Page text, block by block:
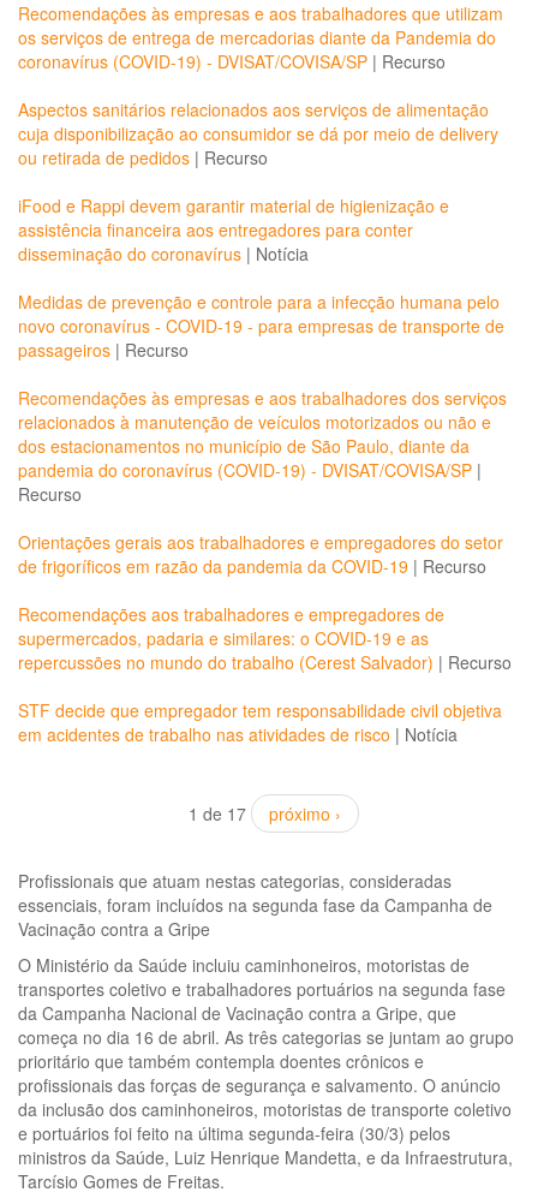
Recomendações às empresas e aos trabalhadores que utilizam
os serviços de entrega de mercadorias diante da Pandemia do
coronavírus (COVID-19) - DVISAT/COVISA/SP | Recurso
Aspectos sanitários relacionados aos serviços de alimentação
cuja disponibilização ao consumidor se dá por meio de delivery
ou retirada de pedidos | Recurso
iFood e Rappi devem garantir material de higienização e
assistência financeira aos entregadores para conter
disseminação do coronavírus | Notícia
Medidas de prevenção e controle para a infecção humana pelo
novo coronavírus - COVID-19 - para empresas de transporte de
passageiros | Recurso
Recomendações às empresas e aos trabalhadores dos serviços
relacionados à manutenção de veículos motorizados ou não e
dos estacionamentos no município de São Paulo, diante da
pandemia do coronavírus (COVID-19) - DVISAT/COVISA/SP |
Recurso
Orientações gerais aos trabalhadores e empregadores do setor
de frigoríficos em razão da pandemia da COVID-19 | Recurso
Recomendações aos trabalhadores e empregadores de
supermercados, padaria e similares: o COVID-19 e as
repercussões no mundo do trabalho (Cerest Salvador) | Recurso
STF decide que empregador tem responsabilidade civil objetiva
em acidentes de trabalho nas atividades de risco | Notícia
1 de 17 próximo ›
Profissionais que atuam nestas categorias, consideradas
essenciais, foram incluídos na segunda fase da Campanha de
Vacinação contra a Gripe
O Ministério da Saúde incluiu caminhoneiros, motoristas de
transportes coletivo e trabalhadores portuários na segunda fase
da Campanha Nacional de Vacinação contra a Gripe, que
começa no dia 16 de abril. As três categorias se juntam ao grupo
prioritário que também contempla doentes crônicos e
profissionais das forças de segurança e salvamento. O anúncio
da inclusão dos caminhoneiros, motoristas de transporte coletivo
e portuários foi feito na última segunda-feira (30/3) pelos
ministros da Saúde, Luiz Henrique Mandetta, e da Infraestrutura,
Tarcísio Gomes de Freitas.